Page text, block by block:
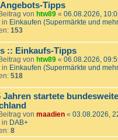
Angebots-Tipps
von htw89 « 06.08.2026,
in Einkaufen (Supermärkte und
153
:: Einkaufs-Tipps
von htw89 « 06.08.2026,
in Einkaufen (Supermärkte und
518
Jahren startete
von maadien « 03.08.2026,
in DAB+
8